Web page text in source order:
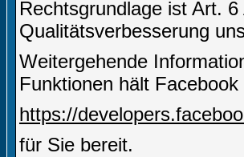
Rechtsgrundlage ist Art.
Qualitätsverbesserung
Weitergehende
Funktionen hält Facebook
https://
für Sie bereit.